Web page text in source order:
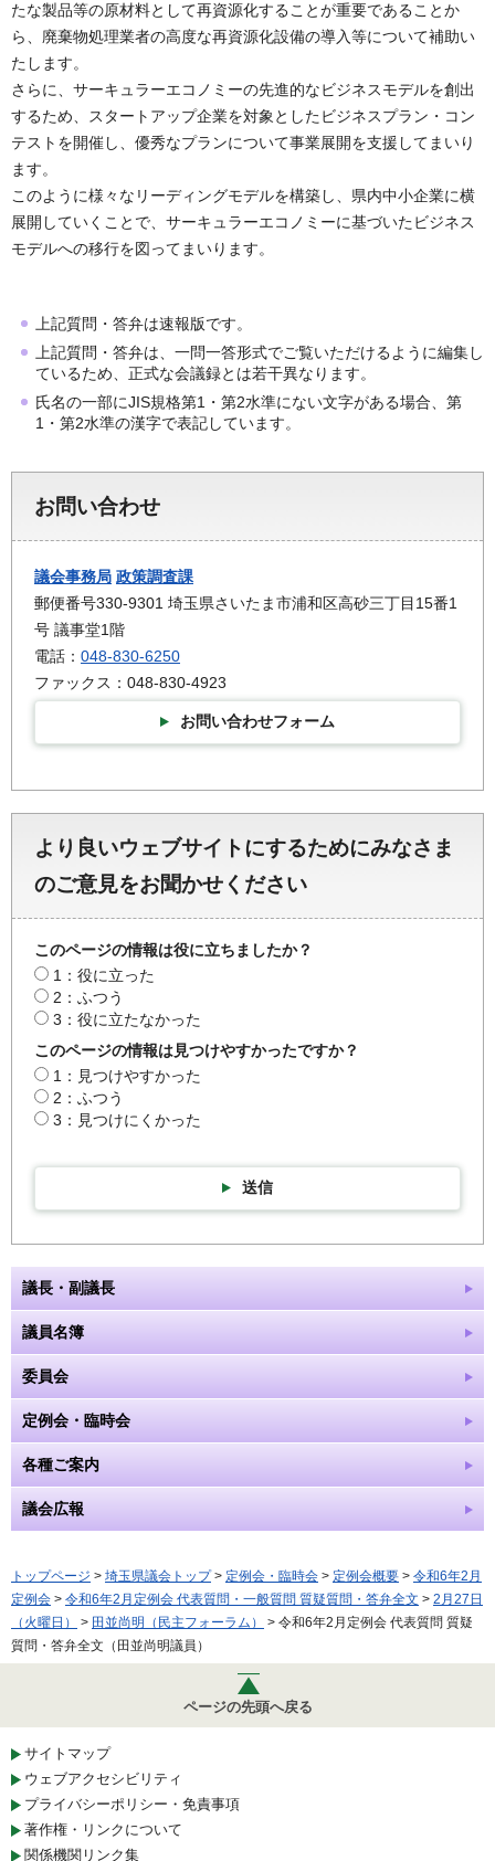
たな製品等の原材料として再資源化することが重要であることか
ら、廃棄物処理業者の高度な再資源化設備の導入等について補助い
たします。
さらに、サーキュラーエコノミーの先進的なビジネスモデルを創出
するため、スタートアップ企業を対象としたビジネスプラン・コン
テストを開催し、優秀なプランについて事業展開を支援してまいり
ます。
このように様々なリーディングモデルを構築し、県内中小企業に横
展開していくことで、サーキュラーエコノミーに基づいたビジネス
モデルへの移行を図ってまいります。
上記質問・答弁は速報版です。
上記質問・答弁は、一問一答形式でご覧いただけるように編集し
ているため、正式な会議録とは若干異なります。
氏名の一部にJIS規格第1・第2水準にない文字がある場合、第
1・第2水準の漢字で表記しています。
お問い合わせ
議会事務局 政策調査課
郵便番号330-9301 埼玉県さいたま市浦和区高砂三丁目15番1
号 議事堂1階
電話： 048-830-6250
ファックス：048-830-4923
お問い合わせフォーム
より良いウェブサイトにするためにみなさま
のご意見をお聞かせください
このページの情報は役に立ちましたか？
1：役に立った
2：ふつう
3：役に立たなかった
このページの情報は見つけやすかったですか？
1：見つけやすかった
2：ふつう
3：見つけにくかった
送信
議長・副議長
議員名簿
委員会
定例会・臨時会
各種ご案内
議会広報
トップページ > 埼玉県議会トップ> 定例会・臨時会 > 定例会概要 > 令和6年2月
定例会 > 令和6年2月定例会 代表質問・一般質問 質疑質問・答弁全文 > 2月27日
（火曜日）
> 田並尚明（民主フォーラム）
> 令和6年2月定例会 代表質問 質疑
質問・答弁全文（田並尚明議員）
ページの先頭へ戻る
サイトマップ
ウェブアクセシビリティ
プライバシーポリシー・免責事項
著作権・リンクについて
関係機関リンク集